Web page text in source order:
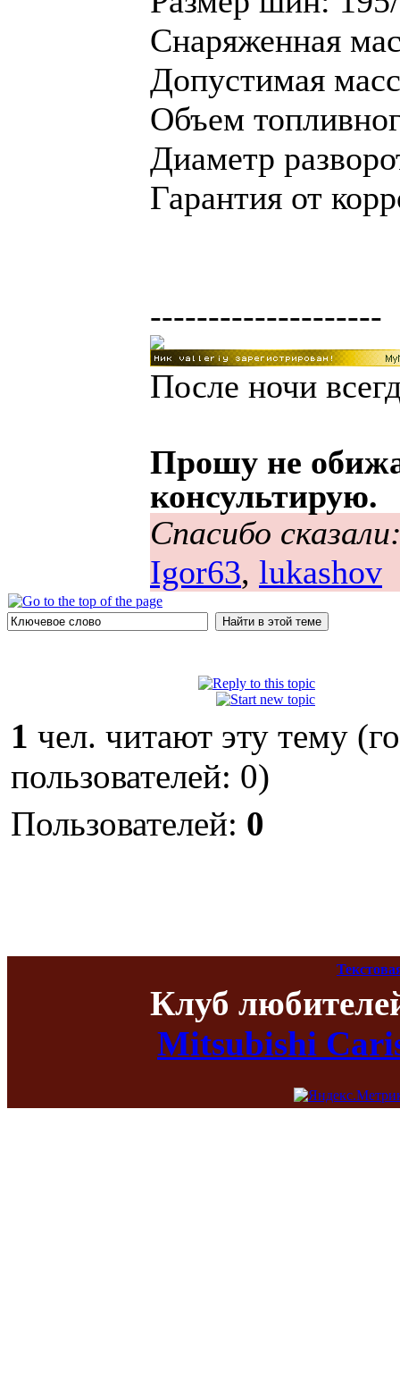
Снаряженная
Допустимая
Объем
Диаметр
Гарантия от
--------------------
После ночи
Прошу не
консультирую.
Спасибо
Igor63, lukashov
1 чел. читают эту тему
пользователей: 0)
Пользователей: 0
Клуб
Mitsubishi